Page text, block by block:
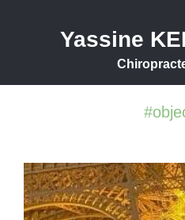
Yassine